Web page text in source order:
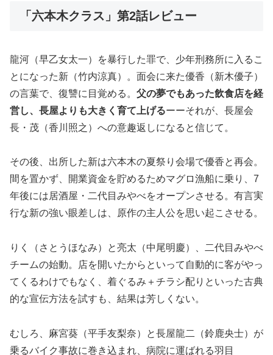
「六本木クラス」第2話レビュー
龍河（早乙女太一）を暴行した罪で、少年刑務所に入るこ
とになった新（竹内涼真）。面会に来た優香（新木優子）
の言葉で、復讐に目覚める。 父の夢でもあった飲食店を経
営し、長屋よりも大きく育て上げるーーそれが、長屋会
長・茂（香川照之）への意趣返しになると信じて。
その後、出所した新は六本木の夏祭り会場で優香と再会。
間を置かず、開業資金を貯めるためマグロ漁船に乗り、7
年後には居酒屋・二代目みやべをオープンさせる。有言実
行な新の強い眼差しは、原作の主人公を思い起こさせる。
りく（さとうほなみ）と亮太（中尾明慶）、二代目みやべ
チームの始動。店を開いたからといって自動的に客がやっ
てくるわけでもなく、着ぐるみ＋チラシ配りといった古典
的な宣伝方法を試すも、結果は芳しくない。
むしろ、麻宮葵（平手友梨奈）と長屋龍二（鈴鹿央士）が
乗るバイク事故に巻き込まれ、病院に運ばれる羽目